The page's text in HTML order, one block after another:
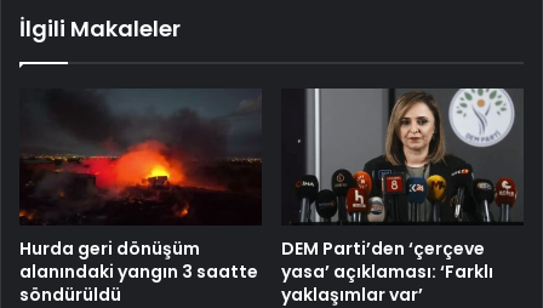
İlgili Makaleler
Hurda geri dönüşüm
alanındaki yangın 3 saatte
söndürüldü
DEM Parti’den ‘çerçeve
yasa’ açıklaması: ‘Farklı
yaklaşımlar var’